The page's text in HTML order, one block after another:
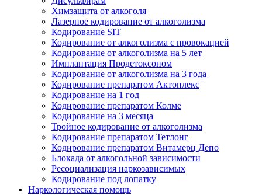
Химзащита от алкоголя
Лазерное кодирование от алкоголизма
Кодирование SIT
Кодирование от алкоголизма с провокацией
Кодирование от алкоголизма на 5 лет
Имплантация Продетоксоном
Кодирование от алкоголизма на 3 года
Кодирование препаратом Актоплекс
Кодирование на 1 год
Кодирование препаратом Колме
Кодирование на 3 месяца
Тройное кодирование от алкоголизма
Кодирование препаратом Тетлонг
Кодирование препаратом Витамерц Депо
Блокада от алкогольной зависимости
Ресоциализация наркозависимых
Кодирование под лопатку
Наркологическая помощь